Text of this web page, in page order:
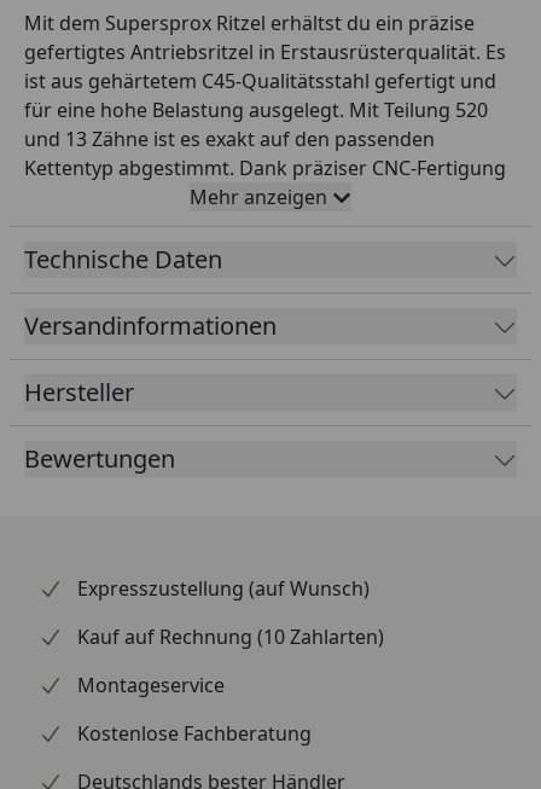
Mit dem Supersprox Ritzel erhältst du ein präzise
gefertigtes Antriebsritzel in Erstausrüsterqualität. Es
ist aus gehärtetem C45-Qualitätsstahl gefertigt und
für eine hohe Belastung ausgelegt. Mit Teilung 520
und 13 Zähne ist es exakt auf den passenden
Kettentyp abgestimmt. Dank präziser CNC-Fertigung
läuft das Ritzel rund und leise. So sorgst du für eine
zuverlässige Kraftübertragung und ein direktes
Ansprechverhalten. Supersprox steht seit Jahren für
Erstausrüsterqualität. Bei BTR Tools erhältst du
ausschließlich original verpackte Markenware mit
handwerklichem Geschick und passendem Werkzeug
problemlos. Achte beim Antrieb stets darauf,
verschlissene Komponenten gemeinsam zu tauschen.
Mehr anzeigen
Technische Daten
Versandinformationen
Hersteller
Bewertungen
Expresszustellung (auf Wunsch)
Kauf auf Rechnung (10 Zahlarten)
Montageservice
Kostenlose Fachberatung
Deutschlands bester Händler